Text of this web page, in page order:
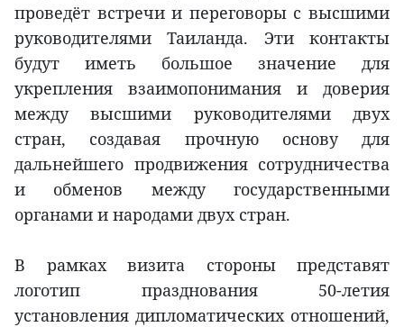
проведёт встречи и переговоры с высшими
руководителями Таиланда. Эти контакты
будут иметь большое значение для
укрепления взаимопонимания и доверия
между высшими руководителями двух
стран, создавая прочную основу для
дальнейшего продвижения сотрудничества
и обменов между государственными
органами и народами двух стран.
В рамках визита стороны представят
логотип празднования 50-летия
установления дипломатических отношений,